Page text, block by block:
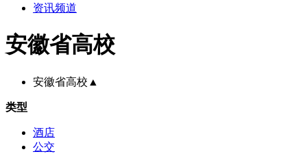
资讯频道
安徽省高校
安徽省高校 ▲
类型
酒店
公交